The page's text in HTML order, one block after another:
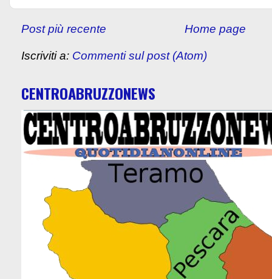
Post più recente Home page
Iscriviti a: Commenti sul post (Atom)
CENTROABRUZZONEWS